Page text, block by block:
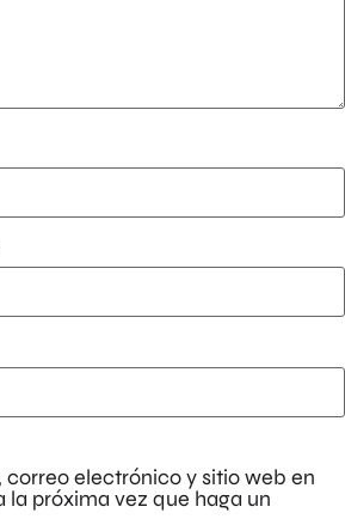
electrónico y sitio web en
la próxima vez que haga un